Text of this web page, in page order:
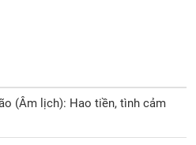
(Âm lịch): Hao tiền, tình cảm